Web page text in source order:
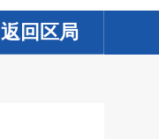
返回区局